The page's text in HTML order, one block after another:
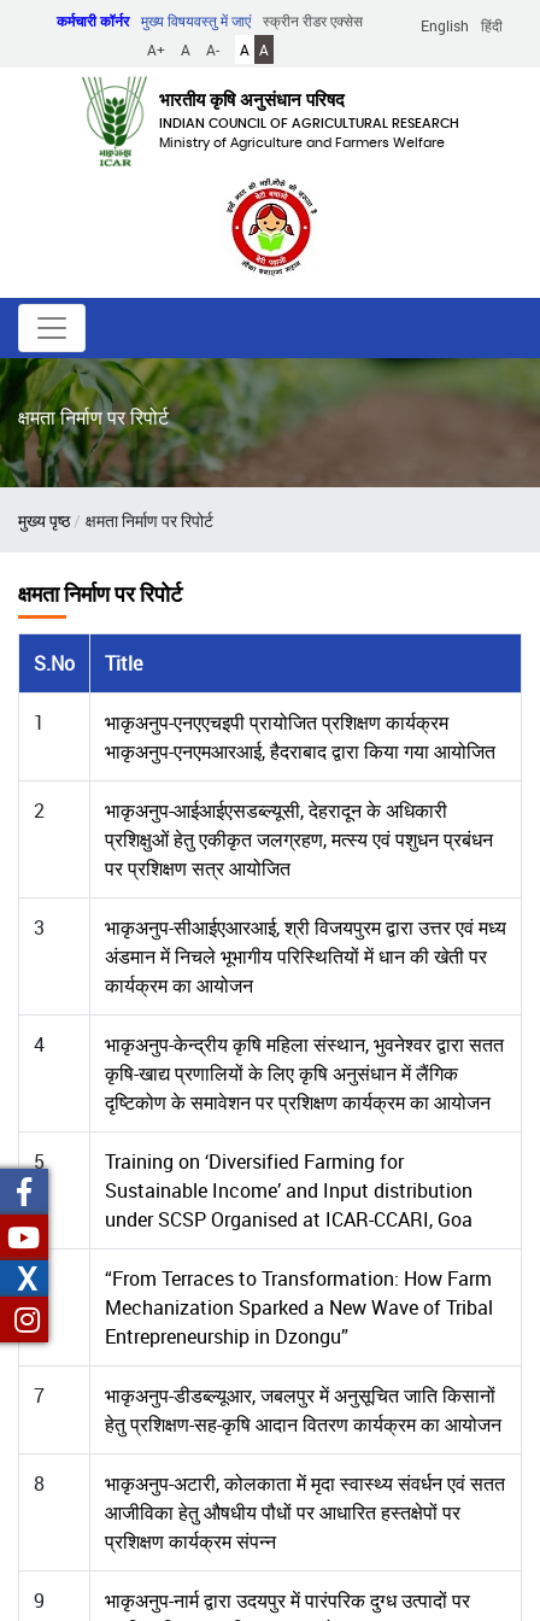
English हिंदी
कर्मचारी कॉर्नर मुख्य विषयवस्तु में जाएं
स्क्रीन रीडर एक्सेस
A+
A A- A A
भारतीय कृषि अनुसंधान परिषद
INDIAN COUNCIL OF AGRICULTURAL RESEARCH
Ministry of Agriculture and Farmers Welfare
क्षमता निर्माण पर रिपोर्ट
पग
मुख्य पृष्ठ क्षमता निर्माण पर रिपोर्ट
क्षमता निर्माण पर रिपोर्ट
S.No Title
1
भाकृअनुप-एनएएचइपी प्रायोजित प्रशिक्षण कार्यक्रम
भाकृअनुप-एनएमआरआई, हैदराबाद द्वारा किया गया आयोजित
2
भाकृअनुप-आईआईएसडब्ल्यूसी, देहरादून के अधिकारी
प्रशिक्षुओं हेतु एकीकृत जलग्रहण, मत्स्य एवं पशुधन प्रबंधन
पर प्रशिक्षण सत्र आयोजित
3
भाकृअनुप-सीआईएआरआई, श्री विजयपुरम द्वारा उत्तर एवं मध्य
अंडमान में निचले भूभागीय परिस्थितियों में धान की खेती पर
कार्यक्रम का आयोजन
4
भाकृअनुप-केन्द्रीय कृषि महिला संस्थान, भुवनेश्वर द्वारा सतत
कृषि-खाद्य प्रणालियों के लिए कृषि अनुसंधान में लैंगिक
दृष्टिकोण के समावेशन पर प्रशिक्षण कार्यक्रम का आयोजन
5
Training on ‘Diversified Farming for
Sustainable Income’ and Input distribution
under SCSP Organised at ICAR-CCARI, Goa
6
“From Terraces to Transformation: How Farm
Mechanization Sparked a New Wave of Tribal
Entrepreneurship in Dzongu”
7
भाकृअनुप-डीडब्ल्यूआर, जबलपुर में अनुसूचित जाति किसानों
हेतु प्रशिक्षण-सह-कृषि आदान वितरण कार्यक्रम का आयोजन
8
भाकृअनुप-अटारी, कोलकाता में मृदा स्वास्थ्य संवर्धन एवं सतत
आजीविका हेतु औषधीय पौधों पर आधारित हस्तक्षेपों पर
प्रशिक्षण कार्यक्रम संपन्न
9
भाकृअनुप-नार्म द्वारा उदयपुर में पारंपरिक दुग्ध उत्पादों पर
X